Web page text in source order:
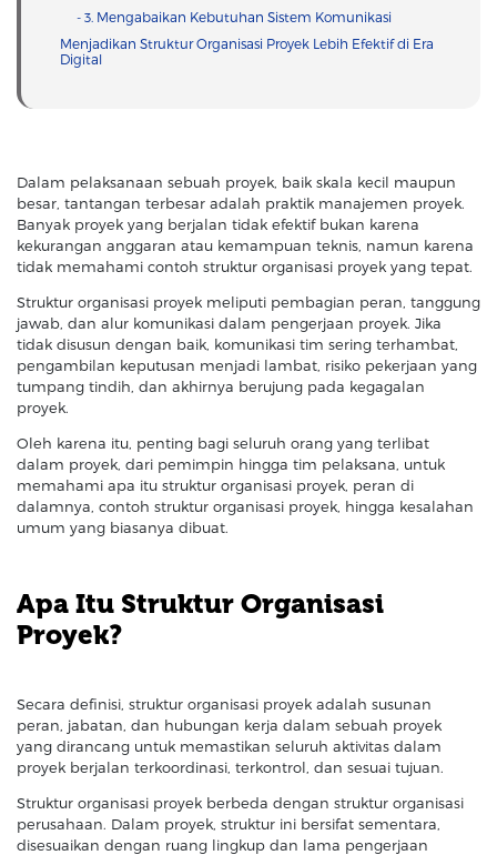
- 3. Mengabaikan Kebutuhan Sistem Komunikasi
Menjadikan Struktur Organisasi Proyek Lebih Efektif di Era
Digital
Dalam pelaksanaan sebuah proyek, baik skala kecil maupun
besar, tantangan terbesar adalah praktik manajemen proyek.
Banyak proyek yang berjalan tidak efektif bukan karena
kekurangan anggaran atau kemampuan teknis, namun karena
tidak memahami contoh struktur organisasi proyek yang tepat.
Struktur organisasi proyek meliputi pembagian peran, tanggung
jawab, dan alur komunikasi dalam pengerjaan proyek. Jika
tidak disusun dengan baik, komunikasi tim sering terhambat,
pengambilan keputusan menjadi lambat, risiko pekerjaan yang
tumpang tindih, dan akhirnya berujung pada kegagalan
proyek.
Oleh karena itu, penting bagi seluruh orang yang terlibat
dalam proyek, dari pemimpin hingga tim pelaksana, untuk
memahami apa itu struktur organisasi proyek, peran di
dalamnya, contoh struktur organisasi proyek, hingga kesalahan
umum yang biasanya dibuat.
Apa Itu Struktur Organisasi
Proyek?
Secara definisi, struktur organisasi proyek adalah susunan
peran, jabatan, dan hubungan kerja dalam sebuah proyek
yang dirancang untuk memastikan seluruh aktivitas dalam
proyek berjalan terkoordinasi, terkontrol, dan sesuai tujuan.
Struktur organisasi proyek berbeda dengan struktur organisasi
perusahaan. Dalam proyek, struktur ini bersifat sementara,
disesuaikan dengan ruang lingkup dan lama pengerjaan